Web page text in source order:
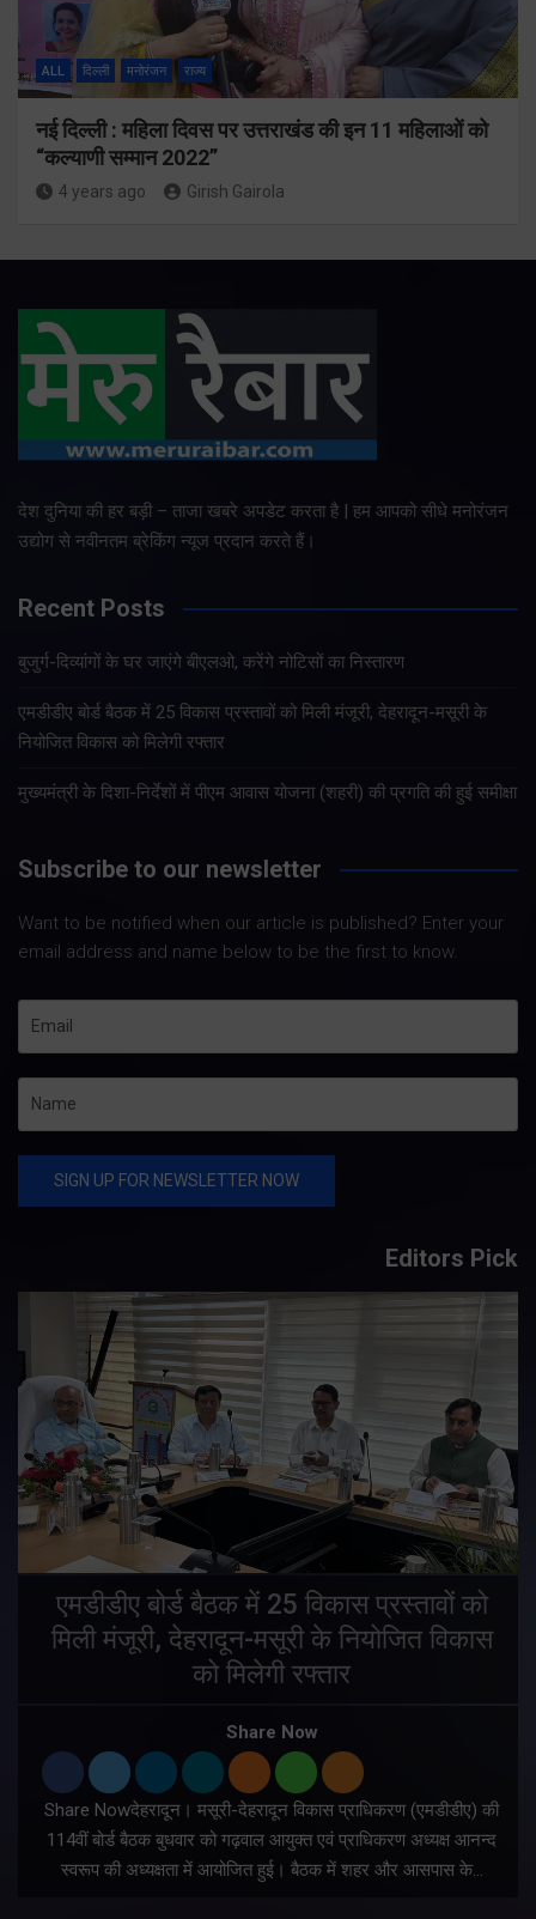
ALL दिल्ली मनोरंजन राज्य
नई दिल्ली : महिला दिवस पर उत्तराखंड की इन 11 महिलाओं को
“कल्याणी सम्मान 2022”
4 years ago Girish Gairola
देश दुनिया की हर बड़ी – ताजा खबरे अपडेट करता है | हम आपको सीधे मनोरंजन
उद्योग से नवीनतम ब्रेकिंग न्यूज प्रदान करते हैं।
Recent Posts
बुजुर्ग-दिव्यांगों के घर जाएंगे बीएलओ, करेंगे नोटिसों का निस्तारण
एमडीडीए बोर्ड बैठक में 25 विकास प्रस्तावों को मिली मंजूरी, देहरादून-मसूरी के
नियोजित विकास को मिलेगी रफ्तार
मुख्यमंत्री के दिशा-निर्देशों में पीएम आवास योजना (शहरी) की प्रगति की हुई समीक्षा
Subscribe to our newsletter
Want to be notified when our article is published? Enter your
email address and name below to be the first to know.
Editors Pick
एमडीडीए बोर्ड बैठक में 25 विकास प्रस्तावों को
मिली मंजूरी, देहरादून-मसूरी के नियोजित विकास
को मिलेगी रफ्तार
Share Now
Share Nowदेहरादून। मसूरी-देहरादून विकास प्राधिकरण (एमडीडीए) की
114वीं बोर्ड बैठक बुधवार को गढ़वाल आयुक्त एवं प्राधिकरण अध्यक्ष आनन्द
स्वरूप की अध्यक्षता में आयोजित हुई। बैठक में शहर और आसपास के…